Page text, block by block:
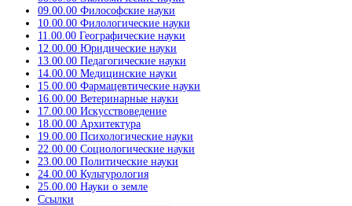
09.00.00 Философские науки
10.00.00 Филологические науки
11.00.00 Географические науки
12.00.00 Юридические науки
13.00.00 Педагогические науки
14.00.00 Медицинские науки
15.00.00 Фармацевтические науки
16.00.00 Ветеринарные науки
17.00.00 Искусствоведение
18.00.00 Архитектура
19.00.00 Психологические науки
22.00.00 Социологические науки
23.00.00 Политические науки
24.00.00 Культурология
25.00.00 Науки о земле
Ссылки